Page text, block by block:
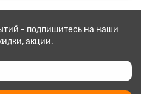
- подпишитесь на наши
акции.